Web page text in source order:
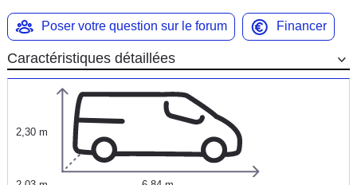
Poser votre question sur le forum Financer
Caractéristiques détaillées
2,30 m